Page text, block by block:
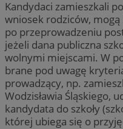
Kandydaci zamieszkali
wniosek rodziców,
po przeprowadzeniu
jeżeli dana publiczna
wolnymi miejscami. W
brane pod uwagę
prowadzący, np.
Wodzisławia Śląskiego,
kandydata do szkoły
której ubiega się o